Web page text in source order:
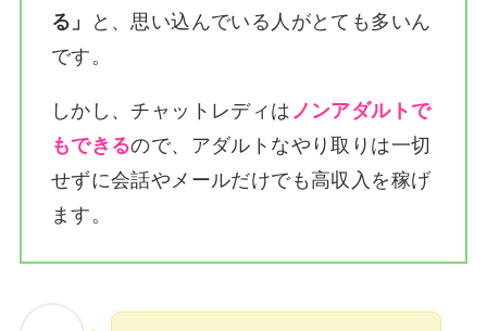
る」
と、思い込んでいる人がとても多いん
です。
しかし、チャットレディは ノンアダルトで
もできるので、アダルトなやり取りは一切
せずに会話やメールだけでも高収入を稼げ
ます。